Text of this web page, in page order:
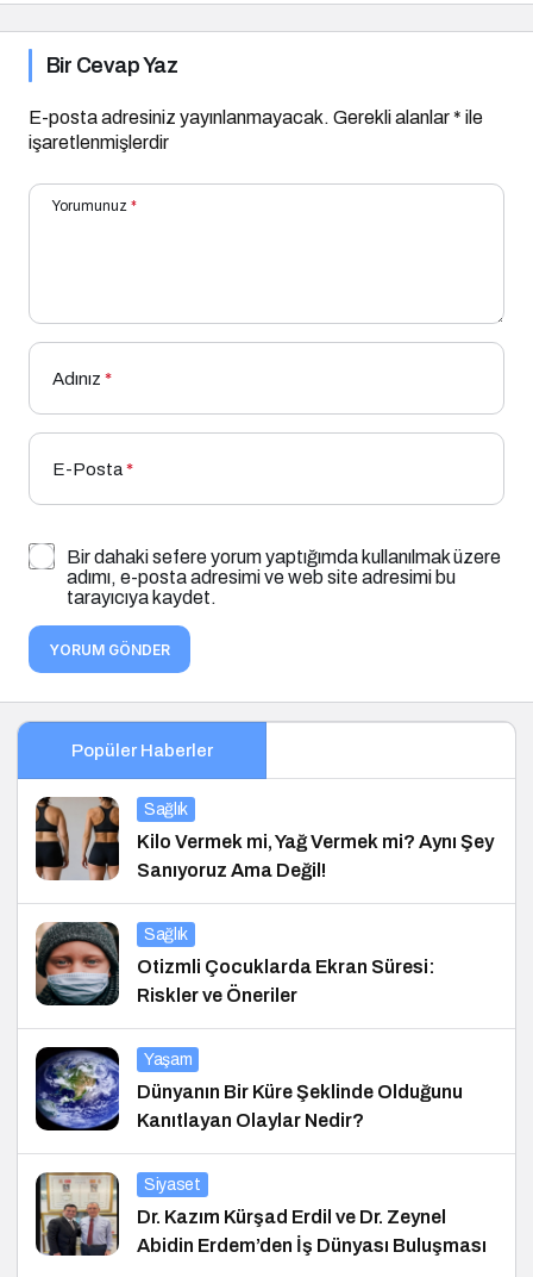
Bir Cevap Yaz
E-posta adresiniz yayınlanmayacak. Gerekli alanlar* ile
işaretlenmişlerdir
Yorumunuz *
Adınız *
E-Posta*
Bir dahaki sefere yorum yaptığımda kullanılmak üzere
adımı, e-posta adresimi ve web site adresimi bu
tarayıcıya kaydet.
YORUM GÖNDER
Popüler Haberler
Sağlık
Kilo Vermek mi, Yağ Vermek mi? Aynı Şey
Sanıyoruz Ama Değil!
Sağlık
Otizmli Çocuklarda Ekran Süresi:
Riskler ve Öneriler
Yaşam
Dünyanın Bir Küre Şeklinde Olduğunu
Kanıtlayan Olaylar Nedir?
Siyaset
Dr. Kazım Kürşad Erdil ve Dr. Zeynel
Abidin Erdem’den İş Dünyası Buluşması